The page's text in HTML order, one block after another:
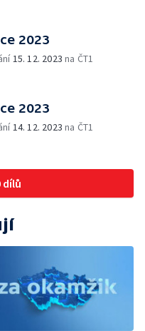
2023
15. 12. 2023 na ČT1
2023
14. 12. 2023 na ČT1
dílů